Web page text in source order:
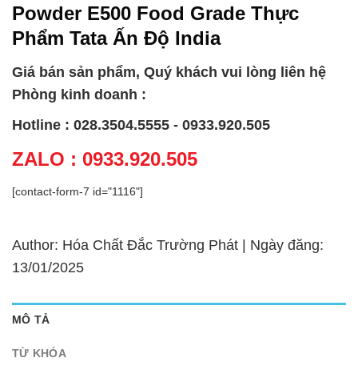
Powder E500 Food Grade Thực
Phẩm Tata Ấn Độ India
Giá bán sản phẩm, Quý khách vui lòng liên hệ
Phòng kinh doanh :
Hotline : 028.3504.5555 - 0933.920.505
ZALO : 0933.920.505
[contact-form-7 id="1116"]
Author: Hóa Chất Đắc Trường Phát | Ngày đăng:
13/01/2025
MÔ TẢ
TỪ KHÓA